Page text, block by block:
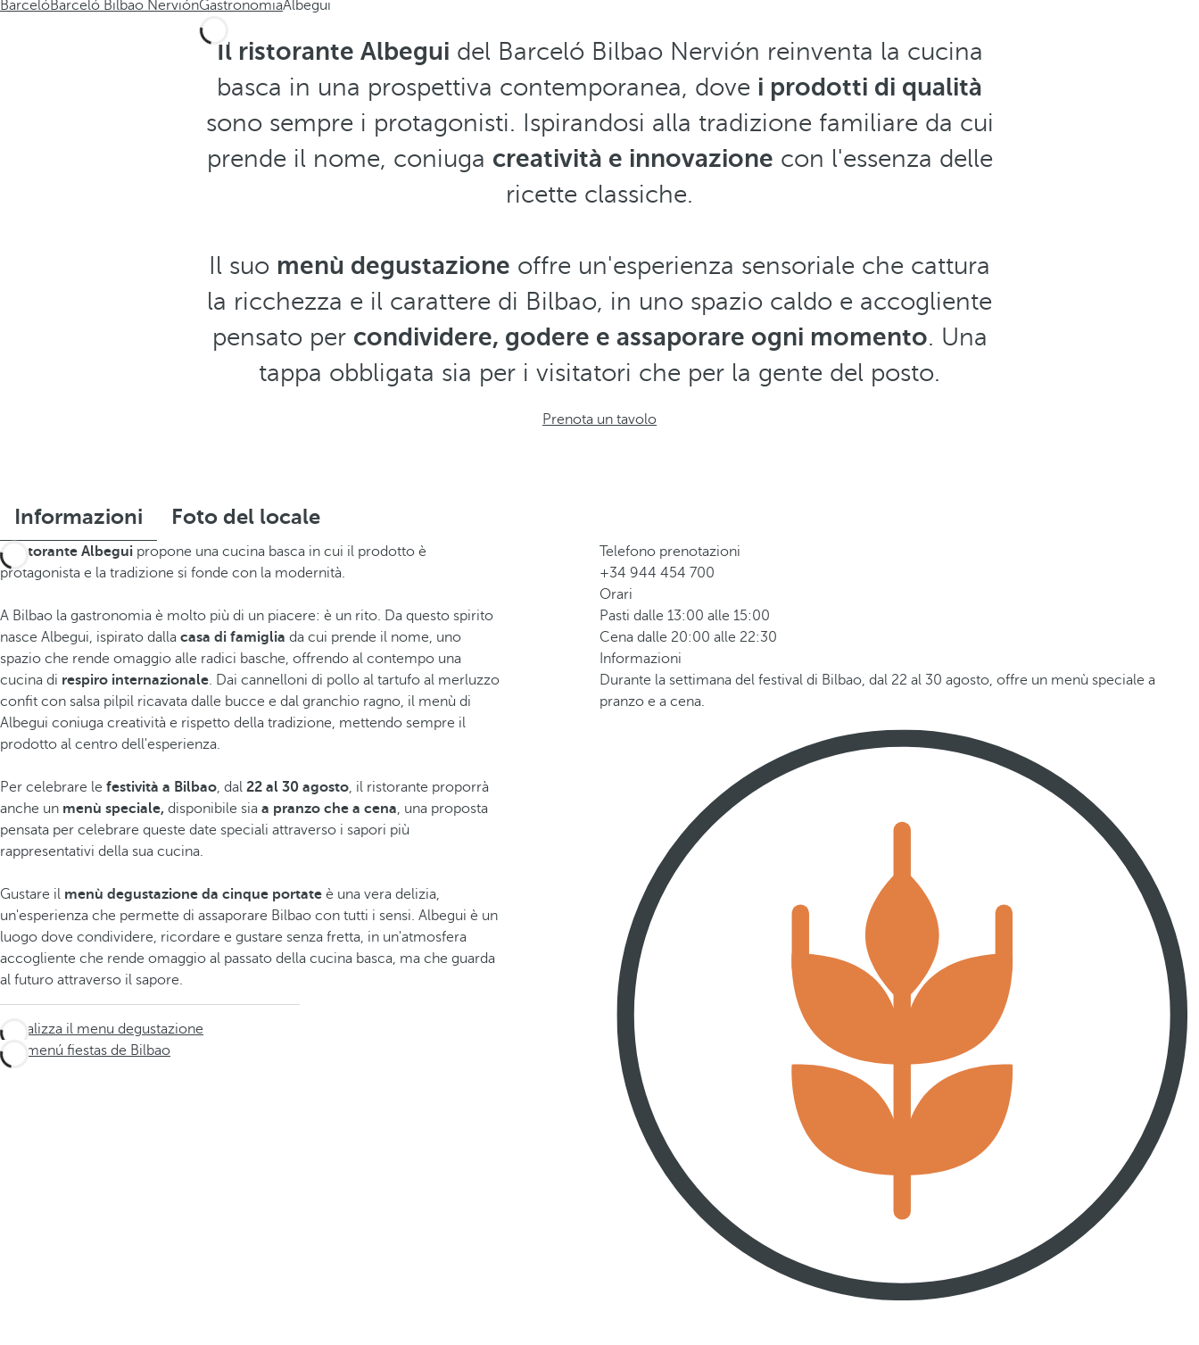
BarcelóBarceló Bilbao NerviónGastronomiaAlbegui
Il ristorante Albegui del Barceló Bilbao Nervión reinventa la cucina
basca in una prospettiva contemporanea, dove i prodotti di qualità
sono sempre i protagonisti. Ispirandosi alla tradizione familiare da cui
prende il nome, coniuga creatività e innovazione con l'essenza delle
ricette classiche.
Il suo menù degustazione offre un'esperienza sensoriale che cattura
la ricchezza e il carattere di Bilbao, in uno spazio caldo e accogliente
pensato per condividere, godere e assaporare ogni momento. Una
tappa obbligata sia per i visitatori che per la gente del posto.
Prenota un tavolo
Informazioni Foto del locale
Il ristorante Albegui propone una cucina basca in cui il prodotto è
protagonista e la tradizione si fonde con la modernità.
A Bilbao la gastronomia è molto più di un piacere: è un rito. Da questo spirito
nasce Albegui, ispirato dalla casa di famiglia da cui prende il nome, uno
spazio che rende omaggio alle radici basche, offrendo al contempo una
cucina di respiro internazionale. Dai cannelloni di pollo al tartufo al merluzzo
confit con salsa pilpil ricavata dalle bucce e dal granchio ragno, il menù di
Albegui coniuga creatività e rispetto della tradizione, mettendo sempre il
prodotto al centro dell'esperienza.
Per celebrare le festività a Bilbao, dal 22 al 30 agosto, il ristorante proporrà
anche un menù speciale, disponibile sia a pranzo che a cena, una proposta
pensata per celebrare queste date speciali attraverso i sapori più
rappresentativi della sua cucina.
Gustare il menù degustazione da cinque portate è una vera delizia,
un'esperienza che permette di assaporare Bilbao con tutti i sensi. Albegui è un
luogo dove condividere, ricordare e gustare senza fretta, in un'atmosfera
accogliente che rende omaggio al passato della cucina basca, ma che guarda
al futuro attraverso il sapore.
Visualizza il menu degustazione
Ver menú fiestas de Bilbao
Telefono prenotazioni
+34 944 454 700
Orari
Pasti dalle 13:00 alle 15:00
Cena dalle 20:00 alle 22:30
Informazioni
Durante la settimana del festival di Bilbao, dal 22 al 30 agosto, offre un menù speciale a
pranzo e a cena.